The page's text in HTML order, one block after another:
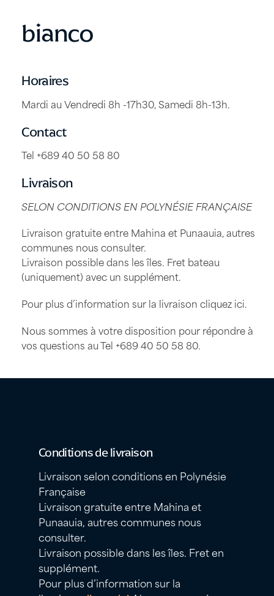
bianco
Horaires
Mardi au Vendredi 8h -17h30, Samedi 8h-13h.
Contact
Tel +689 40 50 58 80
Livraison
SELON CONDITIONS EN POLYNÉSIE FRANÇAISE
Livraison gratuite entre Mahina et Punaauia, autres
communes nous consulter.
Livraison possible dans les îles. Fret bateau
(uniquement) avec un supplément.
Pour plus d’information sur la livraisoncliquez ici.
Nous sommes à votre disposition pour répondre à
vos questions au Tel +689 40 50 58 80.
Conditions de livraison
Livraison selon conditions en Polynésie
Française
Livraison gratuite entre Mahina et
Punaauia, autres communes nous
consulter.
Livraison possible dans les îles. Fret en
supplément.
Pour plus d’information sur la